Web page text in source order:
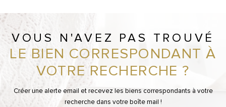
VOUS N'AVEZ PAS TROUVÉ
LE BIEN CORRESPONDANT À
VOTRE RECHERCHE ?
Créer une alerte email et recevez les biens correspondants à votre
recherche dans votre boîte mail !